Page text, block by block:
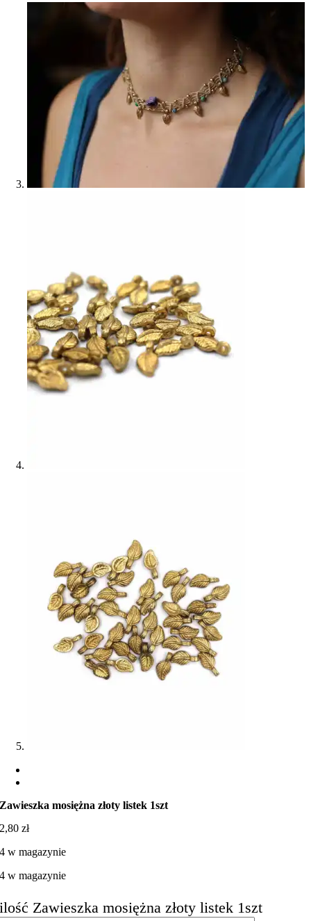
Zawieszka mosiężna złoty listek 1szt
2,80zł
4 w magazynie
4 w magazynie
ilość Zawieszka mosiężna złoty listek 1szt